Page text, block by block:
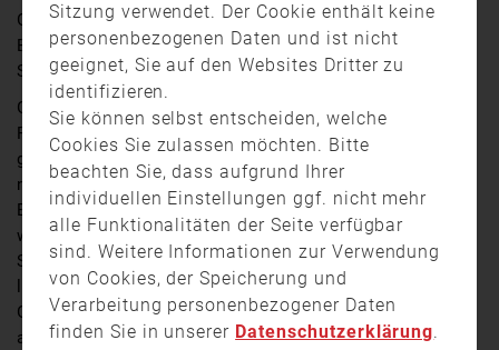
Großeinsatz am vergangenen Samstag in Ipflheim bei
Ebermannsdorf. Bei dem Scheunenbrand sind 133
Schweine verendet.
Gegen 06:30 Uhr wurden mehrere Feuerwehr- und
Polizeieinheiten zu dem Brand in dem Schweinestall
gerufen. Vor Ort konnten die Einsatzkräfte jedoch nur
noch den ausgebrannten Stall vorfinden. Laut
Eigentümer befanden sich in diesem 133 Schweine,
welche in den Flammen verendeten. Da sich der
Schweinestall abseits der Siedlung befindet, bestand
laut Pressemitteilung der Polizei zu keiner Zeit eine
Gefahr für Menschen. Der Gesamtschaden beläuft sich
auf bis zu einer Million Euro.
Sitzung verwendet. Der Cookie enthält keine
personenbezogenen Daten und ist nicht
geeignet, Sie auf den Websites Dritter zu
identifizieren.
Sie können selbst entscheiden, welche
Cookies Sie zulassen möchten. Bitte
beachten Sie, dass aufgrund Ihrer
individuellen Einstellungen ggf. nicht mehr
alle Funktionalitäten der Seite verfügbar
sind. Weitere Informationen zur Verwendung
von Cookies, der Speicherung und
Verarbeitung personenbezogener Daten
finden Sie in unserer Datenschutzerklärung.